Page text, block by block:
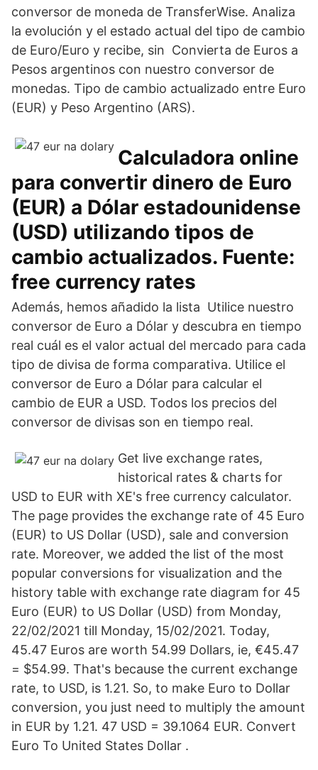
conversor de moneda de TransferWise. Analiza
la evolución y el estado actual del tipo de cambio
de Euro/Euro y recibe, sin Convierta de Euros a
Pesos argentinos con nuestro conversor de
monedas. Tipo de cambio actualizado entre Euro
(EUR) y Peso Argentino (ARS).
Calculadora online
para convertir dinero de Euro
(EUR) a Dólar estadounidense
(USD) utilizando tipos de
cambio actualizados. Fuente:
free currency rates
Además, hemos añadido la lista Utilice nuestro
conversor de Euro a Dólar y descubra en tiempo
real cuál es el valor actual del mercado para cada
tipo de divisa de forma comparativa. Utilice el
conversor de Euro a Dólar para calcular el
cambio de EUR a USD. Todos los precios del
conversor de divisas son en tiempo real.
Get live exchange rates,
historical rates & charts for
USD to EUR with XE's free currency calculator.
The page provides the exchange rate of 45 Euro
(EUR) to US Dollar (USD), sale and conversion
rate. Moreover, we added the list of the most
popular conversions for visualization and the
history table with exchange rate diagram for 45
Euro (EUR) to US Dollar (USD) from Monday,
22/02/2021 till Monday, 15/02/2021. Today,
45.47 Euros are worth 54.99 Dollars, ie, €45.47
= $54.99. That's because the current exchange
rate, to USD, is 1.21. So, to make Euro to Dollar
conversion, you just need to multiply the amount
in EUR by 1.21. 47 USD = 39.1064 EUR. Convert
Euro To United States Dollar .